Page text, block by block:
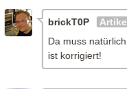
brickT0P
Da muss
ist korrigiert!